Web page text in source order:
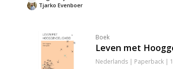
Tjarko Evenboer
Boek
Leven met
Nederlands | Paperback |